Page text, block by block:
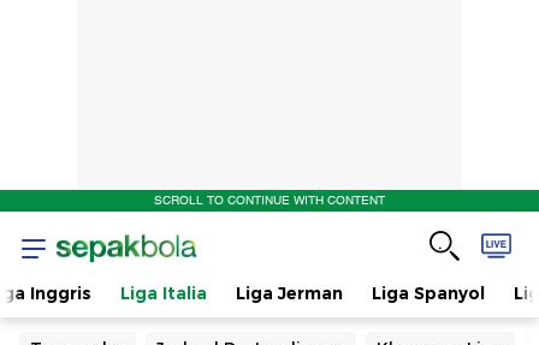
SCROLL TO CONTINUE WITH CONTENT
Inggris Liga Italia Liga Jerman Liga Spanyol